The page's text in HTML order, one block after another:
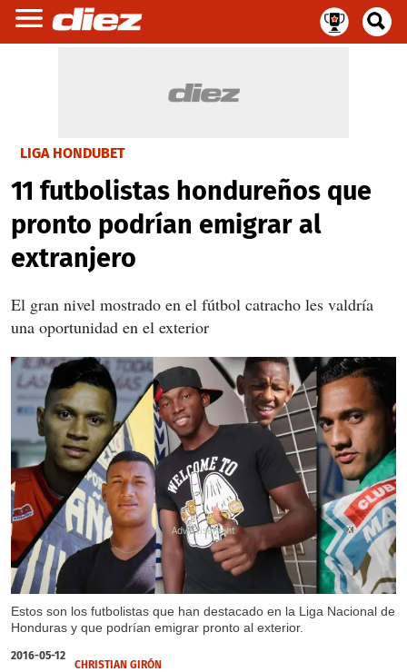
LIGA HONDUBET
11 futbolistas hondureños que
pronto podrían emigrar al
extranjero
El gran nivel mostrado en el fútbol catracho les valdría
una oportunidad en el exterior
Estos son los futbolistas que han destacado en la Liga Nacional de
Honduras y que podrían emigrar pronto al exterior.
X
X
X
X
X
X
2016-05-12
CHRISTIAN GIRÓN